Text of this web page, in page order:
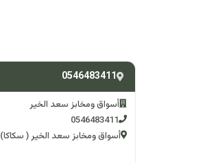
0546483411
أسواق ومخابز سعد الخير
0546483411
أسواق ومخابز سعد الخير ( سكاكا)